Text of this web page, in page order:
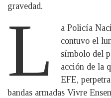
gravedad.
L
a Policía
contuvo el
símbolo del
acción de la
EFE,
bandas armadas Vivre